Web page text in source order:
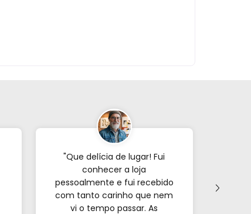
"Que delícia de lugar! Fui
conhecer a loja
pessoalmente e fui recebido
com tanto carinho que nem
vi o tempo passar. As